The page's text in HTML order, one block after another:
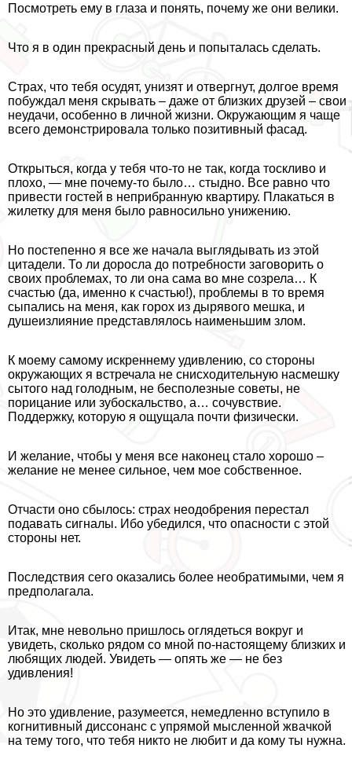
Посмотреть ему в глаза и понять, почему же они велики.
Что я в один прекрасный день и попыталась сделать.
Страх, что тебя осудят, унизят и отвергнут, долгое время
побуждал меня скрывать – даже от близких друзей – свои
неудачи, особенно в личной жизни. Окружающим я чаще
всего демонстрировала только позитивный фасад.
Открыться, когда у тебя что-то не так, когда тоскливо и
плохо, — мне почему-то было… стыдно. Все равно что
привести гостей в неприбранную квартиру. Плакаться в
жилетку для меня было равносильно унижению.
Но постепенно я все же начала выглядывать из этой
цитадели. То ли доросла до потребности заговорить о
своих проблемах, то ли она сама во мне созрела… К
счастью (да, именно к счастью!), проблемы в то время
сыпались на меня, как горох из дырявого мешка, и
душеизлияние представлялось наименьшим злом.
К моему самому искреннему удивлению, со стороны
окружающих я встречала не снисходительную насмешку
сытого над голодным, не бесполезные советы, не
порицание или зубоскальство, а… сочувствие.
Поддержку, которую я ощущала почти физически.
И желание, чтобы у меня все наконец стало хорошо –
желание не менее сильное, чем мое собственное.
Отчасти оно сбылось: страх неодобрения перестал
подавать сигналы. Ибо убедился, что опасности с этой
стороны нет.
Последствия сего оказались более необратимыми, чем я
предполагала.
Итак, мне невольно пришлось оглядеться вокруг и
увидеть, сколько рядом со мной по-настоящему близких и
любящих людей. Увидеть — опять же — не без
удивления!
Но это удивление, разумеется, немедленно вступило в
когнитивный диссонанс с упрямой мысленной жвачкой
на тему того, что тебя никто не любит и да кому ты нужна.